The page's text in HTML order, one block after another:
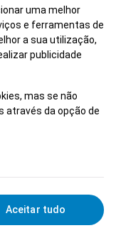
serviços
receção
de
serviços
uma melhor
e ferramentas de
a sua utilização,
publicidade
mas se não
através da opção de
Aceitar tudo